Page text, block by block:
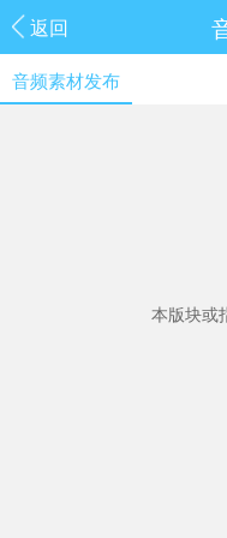
返回
音频素材发布
本版块或